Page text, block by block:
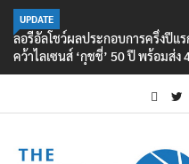
UPDATE
ลอรีอัลโชว์ผลประกอบการครึ่งปีแ
คว้าไลเซนส์ ‘กุชชี่’ 50 ปี พร้อมส่